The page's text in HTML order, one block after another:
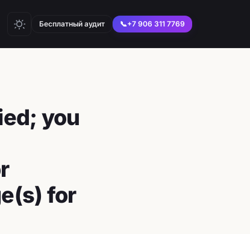
Бесплатный аудит 📞+7 906 311 7769
you
for